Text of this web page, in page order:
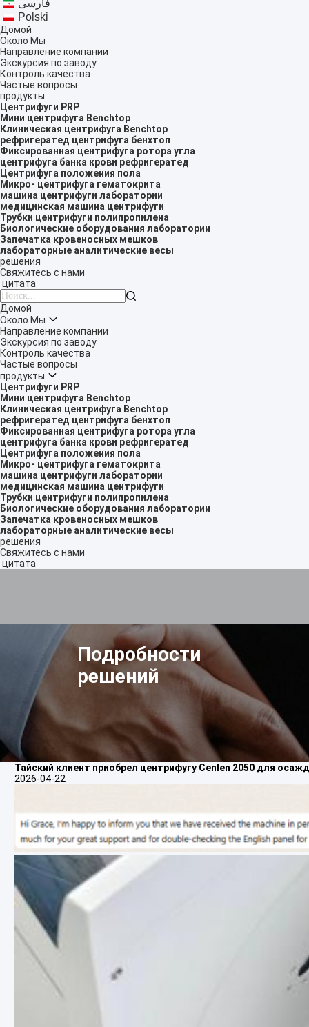
فارسی
Polski
Домой
Около Мы
Направление компании
Экскурсия по заводу
Контроль качества
Частые вопросы
продукты
Центрифуги PRP
Мини центрифуга Benchtop
Клиническая центрифуга Benchtop
рефригератед центрифуга бенхтоп
Фиксированная центрифуга ротора угла
центрифуга банка крови рефригератед
Центрифуга положения пола
Микро- центрифуга гематокрита
машина центрифуги лаборатории
медицинская машина центрифуги
Трубки центрифуги полипропилена
Биологические оборудования лаборатории
Запечатка кровеносных мешков
лабораторные аналитические весы
решения
Свяжитесь с нами
цитата

Домой
Около Мы
Направление компании
Экскурсия по заводу
Контроль качества
Частые вопросы
продукты
Центрифуги PRP
Мини центрифуга Benchtop
Клиническая центрифуга Benchtop
рефригератед центрифуга бенхтоп
Фиксированная центрифуга ротора угла
центрифуга банка крови рефригератед
Центрифуга положения пола
Микро- центрифуга гематокрита
машина центрифуги лаборатории
медицинская машина центрифуги
Трубки центрифуги полипропилена
Биологические оборудования лаборатории
Запечатка кровеносных мешков
лабораторные аналитические весы
решения
Свяжитесь с нами
цитата
Подробности
решений
Тайский клиент приобрел центрифугу Cenlen 2050 для
2026-04-22